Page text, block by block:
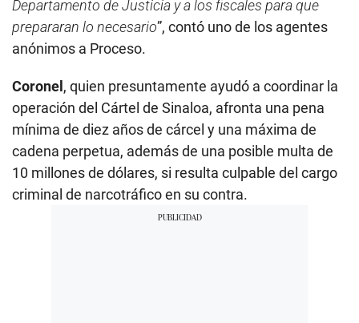
Departamento de Justicia y a los fiscales para que
prepararan lo necesario”, contó uno de los agentes
anónimos a Proceso.
Coronel, quien presuntamente ayudó a coordinar la
operación del Cártel de Sinaloa, afronta una pena
mínima de diez años de cárcel y una máxima de
cadena perpetua, además de una posible multa de
10 millones de dólares, si resulta culpable del cargo
criminal de narcotráfico en su contra.